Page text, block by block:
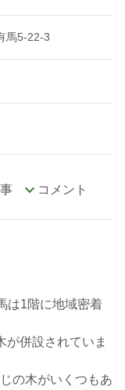
馬5-22-3
コメント
は1階に地域密着
が併設されていま
の木がいくつもあ